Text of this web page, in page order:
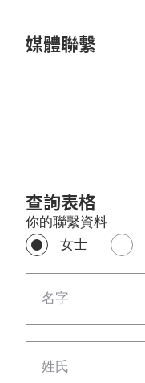
媒體聯繫
查詢表格
你的聯繫資料
女士
名字
姓氏